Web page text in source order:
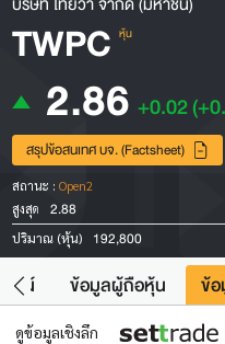
TWPC หุ้น
2.86 +0.02
สรุปข้อสนเทศ บจ. (Factsheet)
สถานะ : Open2
สูงสุด
2.88
ปริมาณ (หุ้น) 192,800
ยชน์ ข้อมูลผู้ถือหุ้น ข้
ดูข้อมูลเชิงลึก